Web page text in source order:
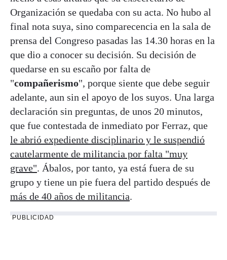
Organización se quedaba con su acta. No hubo al
final nota suya, sino comparecencia en la sala de
prensa del Congreso pasadas las 14.30 horas en la
que dio a conocer su decisión. Su decisión de
quedarse en su escaño por falta de
"compañerismo", porque siente que debe seguir
adelante, aun sin el apoyo de los suyos. Una larga
declaración sin preguntas, de unos 20 minutos,
que fue contestada de inmediato por Ferraz, que
le abrió expediente disciplinario y le suspendió
cautelarmente de militancia por falta "muy
grave". Ábalos, por tanto, ya está fuera de su
grupo y tiene un pie fuera del partido después de
más de 40 años de militancia.
PUBLICIDAD